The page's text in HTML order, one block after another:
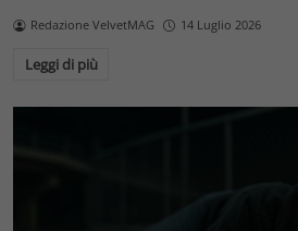
Redazione VelvetMAG 14 Luglio 2026
Leggi di più